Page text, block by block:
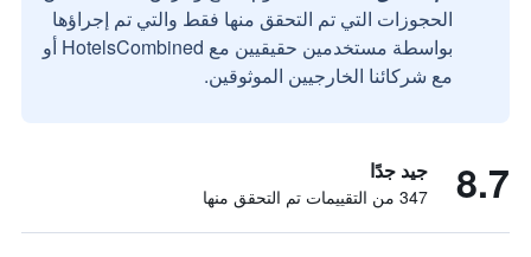
الحجوزات التي تم التحقق منها فقط والتي تم إجراؤها
بواسطة مستخدمين حقيقيين مع HotelsCombined أو
مع شركائنا الخارجيين الموثوقين.
8.7 جيد جدًا
347 من التقييمات تم التحقق منها